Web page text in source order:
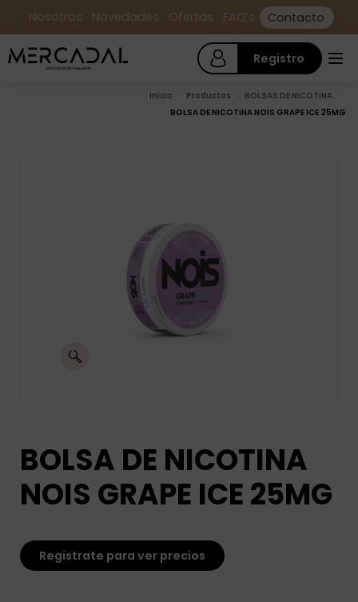
Nosotros Novedades Ofertas FAQ’s Contacto
Registro
Inicio Productos
BOLSAS DE NICOTINA
BOLSA DE NICOTINA NOIS GRAPE ICE 25MG
BOLSA DE NICOTINA
NOIS GRAPE ICE 25MG
Registrate para ver precios